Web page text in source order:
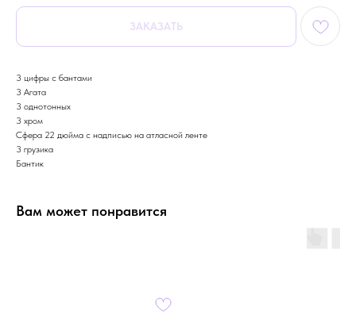
ЗАКАЗАТЬ
3 цифры с бантами
3 Агата
3 однотонных
3 хром
Сфера 22 дюйма с надписью на атласной ленте
3 грузика
Бантик
Вам может понравится